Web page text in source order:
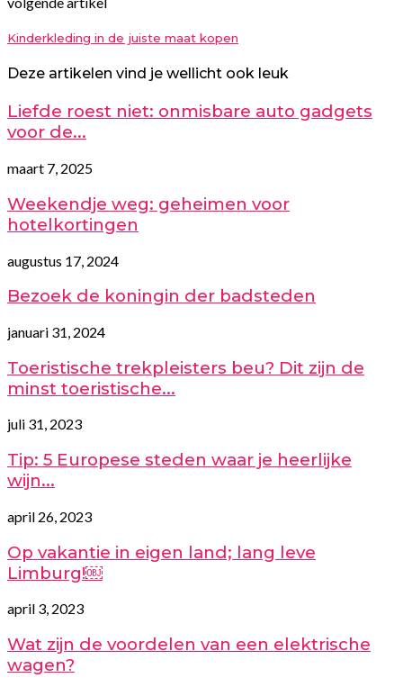
Kinderkleding in de juiste maat kopen
Deze artikelen vind je wellicht ook leuk
Liefde roest niet: onmisbare auto gadgets
voor de...
maart 7, 2025
Weekendje weg: geheimen voor
hotelkortingen
augustus 17, 2024
Bezoek de koningin der badsteden
januari 31, 2024
Toeristische trekpleisters beu? Dit zijn de
minst toeristische...
juli 31, 2023
Tip: 5 Europese steden waar je heerlijke
wijn...
april 26, 2023
Op vakantie in eigen land; lang leve
Limburg!￼
april 3, 2023
Wat zijn de voordelen van een elektrische
wagen?